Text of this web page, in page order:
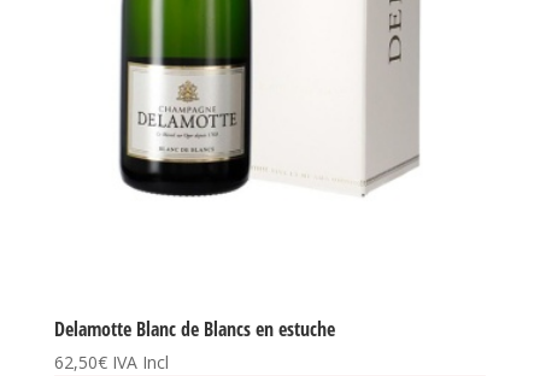
Delamotte Blanc de Blancs en estuche
62,50€ IVA Incl